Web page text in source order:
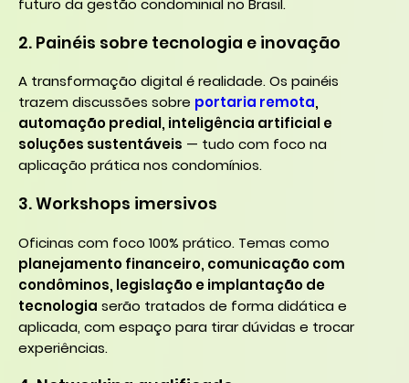
futuro da gestão condominial no Brasil.
2. Painéis sobre tecnologia e inovação
A transformação digital é realidade. Os painéis
trazem discussões sobre portaria remota,
automação predial, inteligência artificial e
soluções sustentáveis — tudo com foco na
aplicação prática nos condomínios.
3. Workshops imersivos
Oficinas com foco 100% prático. Temas como
planejamento financeiro, comunicação com
condôminos, legislação e implantação de
tecnologia serão tratados de forma didática e
aplicada, com espaço para tirar dúvidas e trocar
experiências.